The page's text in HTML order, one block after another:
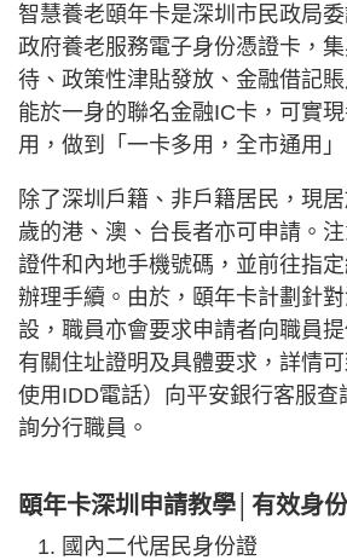
智慧養老頤年卡是深圳市民政局
政府養老服務電子身份憑證卡，
待、政策性津貼發放、金融借記
能於一身的聯名金融IC卡，可實
用，做到「一卡多用，全市通用」
除了深圳戶籍、非戶籍居民，現
歲的港、澳、台長者亦可申請。
證件和內地手機號碼，並前往指定
辦理手續。由於，頤年卡計劃針
設，職員亦會要求申請者向職員
有關住址證明及具體要求，詳情
使用IDD電話）向平安銀行客服查
詢分行職員。
頤年卡深圳申請教學│有效身
國內二代居民身份證